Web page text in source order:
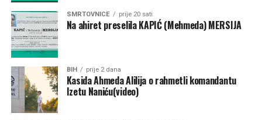
SMRTOVNICE prije 20 sati
Na ahiret preselila KAPIĆ (Mehmeda) MERSIJA
BIH prije 2 dana
Kasida Ahmeda Alilija o rahmetli komandantu
Izetu Naniću(video)